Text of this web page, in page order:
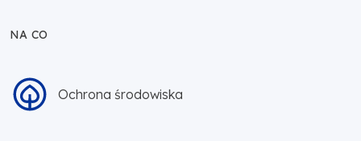
NA CO
Ochrona środowiska